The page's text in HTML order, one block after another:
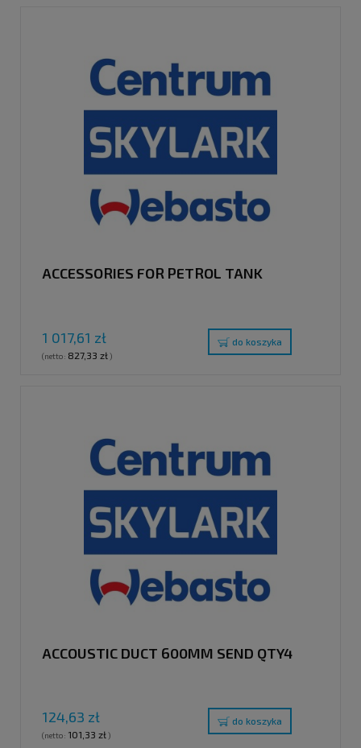
ACCESSORIES FOR PETROL TANK
1 017,61 zł
(netto: 827,33 zł)
do koszyka
ACCOUSTIC DUCT 600MM SEND QTY4
124,63 zł
(netto: 101,33 zł)
do koszyka